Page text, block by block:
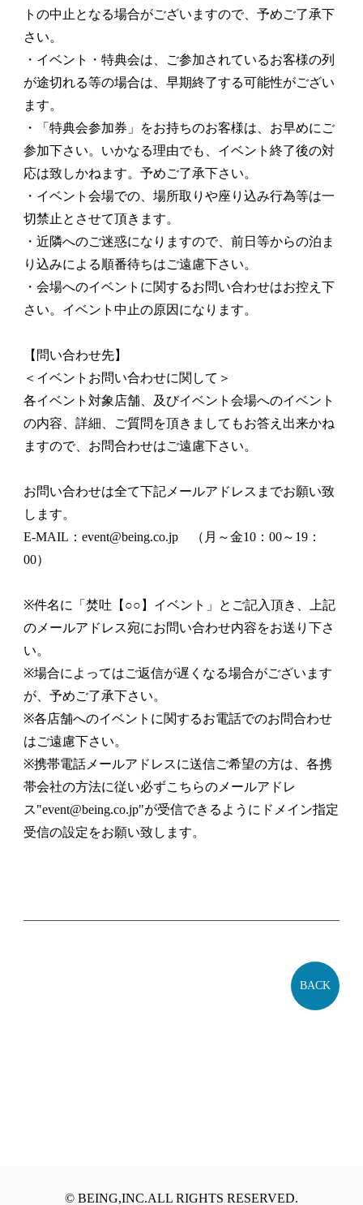
トの中止となる場合がございますので、予めご了承下
さい。
・イベント・特典会は、ご参加されているお客様の列
が途切れる等の場合は、早期終了する可能性がござい
ます。
・「特典会参加券」をお持ちのお客様は、お早めにご
参加下さい。いかなる理由でも、イベント終了後の対
応は致しかねます。予めご了承下さい。
・イベント会場での、場所取りや座り込み行為等は一
切禁止とさせて頂きます。
・近隣へのご迷惑になりますので、前日等からの泊ま
り込みによる順番待ちはご遠慮下さい。
・会場へのイベントに関するお問い合わせはお控え下
さい。イベント中止の原因になります。
【問い合わせ先】
＜イベントお問い合わせに関して＞
各イベント対象店舗、及びイベント会場へのイベント
の内容、詳細、ご質問を頂きましてもお答え出来かね
ますので、お問合わせはご遠慮下さい。
お問い合わせは全て下記メールアドレスまでお願い致
します。
E-MAIL： event@being.co.jp（月～金10：00～19：
00）
※件名に「焚吐【○○】イベント」とご記入頂き、上記
のメールアドレス宛にお問い合わせ内容をお送り下さ
い。
※場合によってはご返信が遅くなる場合がございます
が、予めご了承下さい。
※各店舗へのイベントに関するお電話でのお問合わせ
はご遠慮下さい。
※携帯電話メールアドレスに送信ご希望の方は、各携
帯会社の方法に従い必ずこちらのメールアドレ
ス"event@being.co.jp"が受信できるようにドメイン指定
受信の設定をお願い致します。
BACK
© BEING,INC.ALL RIGHTS RESERVED.